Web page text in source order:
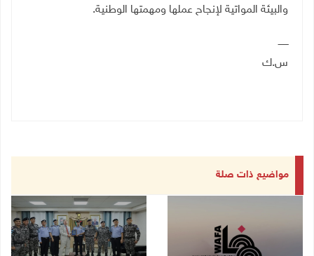
والبيئة المواتية لإنجاح عملها ومهمتها الوطنية.
ـــــــ
س.ك
مواضيع ذات صلة